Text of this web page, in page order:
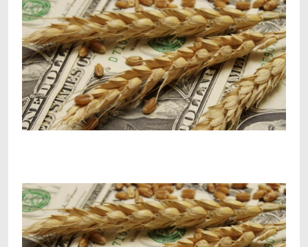
Link